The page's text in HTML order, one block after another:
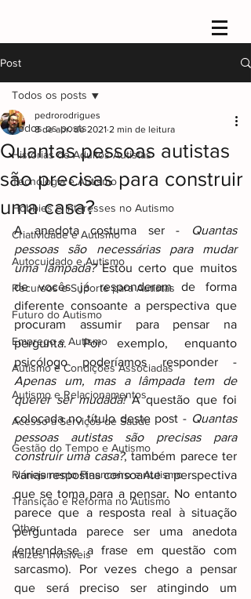
Post
Todos os posts
Histórias de Adultos Autistas
Tecnologia e Autismo
Hobbies e Interesses no Autismo
Criatividade e Autismo
Autocuidado e Autismo
Recursos e Suporte para Autistas
Futuro do Autismo
Emprego e Autismo
Autismo e Condições Associadas
Autismo e Relacionamentos
Acesso a Serviços de Saúde
Gestão do Tempo e Autismo
Planejamento Financeiro e Autismo
Transição e Reforma no Autismo
Other
Raizes invisiveis
Todos os posts
Quantas pessoas autistas
são precisas para construir
uma casa?
pedrorodrigues
8 de abr. de 2021 2 min de leitura
A anedota costuma ser -
Quantas
pessoas são necessárias para mudar
uma lâmpada? Estou certo que muitos
de vocês já responderam de forma
diferente consoante a perspectiva que
procuram assumir para pensar na
pergunta. Por exemplo, enquanto
Apenas um, mas a lâmpada tem de
querer ser mudada! A questão que foi
colocada no título deste post - Quantas
pessoas autistas são precisas para
construir uma casa?, também parece ter
várias respostas consoante a perspectiva
que se toma para a pensar. No entanto
parece que a resposta real à situação
perguntada parece ser uma anedota
(entenda-se a frase em questão com
sarcasmo). Por vezes chego a pensar
que será preciso ser atingindo um